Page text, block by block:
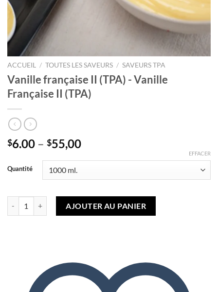
ACCUEIL / TOUTES LES SAVEURS / SAVEURS TPA
Vanille française II (TPA) - Vanille
Française II (TPA)
$6.00 – $55,00Plage
:
à
55,00 $
Quantité
EFFACER
AJOUTER AU PANIER